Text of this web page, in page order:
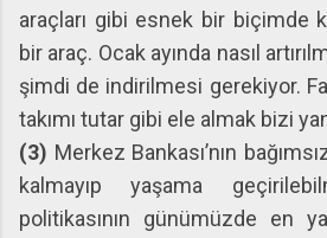
araçları gibi esnek bir biçimde
bir araç. Ocak ayında nasıl
şimdi de indirilmesi gerekiyor.
takımı tutar gibi ele almak bizi
(3) Merkez Bankası’nın
kalmayıp yaşama
politikasının günümüzde en